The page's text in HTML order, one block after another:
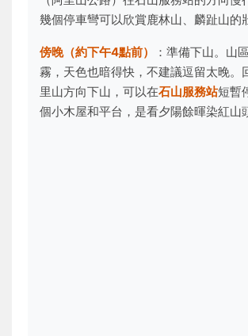
幾個停車彎可以欣賞鹿林山、麟趾山的
傍晚（約下午4點前）
：準備下山。山
霧，天色也暗得快，不建議逗留太晚。
里山方向下山，可以在石山服務站短暫
個小木屋和平台，是看夕陽餘暉染紅山